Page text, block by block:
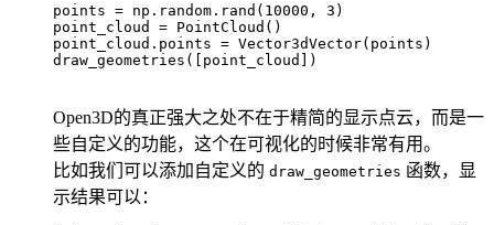
points = np.random.rand(10000, 3)
point_cloud = PointCloud()
point_cloud.points = Vector3dVector(points)
draw_geometries([point_cloud])
Open3D的真正强大之处不在于精简的显示点云，而是一
些自定义的功能，这个在可视化的时候非常有用。
比如我们可以添加自定义的 draw_geometries 函数，显
示结果可以：